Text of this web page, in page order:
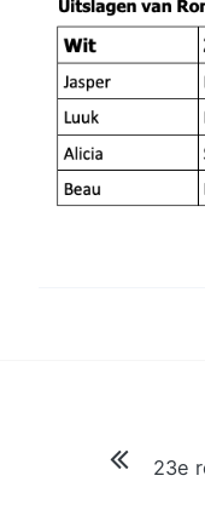
navigatie
23e